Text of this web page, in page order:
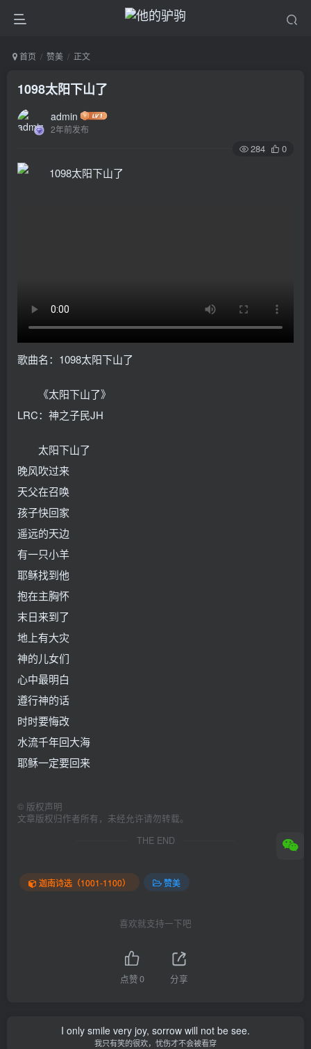
首页 赞美 正文
1098太阳下山了
admin
2年前发布
284 0
歌曲名：1098太阳下山了
《太阳下山了》
LRC：神之子民JH
太阳下山了
晚风吹过来
天父在召唤
孩子快回家
遥远的天边
有一只小羊
耶稣找到他
抱在主胸怀
末日来到了
地上有大灾
神的儿女们
心中最明白
遵行神的话
时时要悔改
水流千年回大海
耶稣一定要回来
© 版权声明
文章版权归作者所有，未经允许请勿转载。
THE END
迦南诗选（1001-1100） 赞美
喜欢就支持一下吧
点赞0 分享
I only smile very joy, sorrow will not be see.
我只有笑的很欢，忧伤才不会被看穿